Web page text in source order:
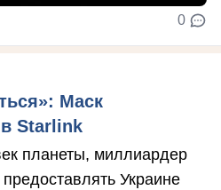
0
Маск
Starlink
планеты, миллиардер
Украине